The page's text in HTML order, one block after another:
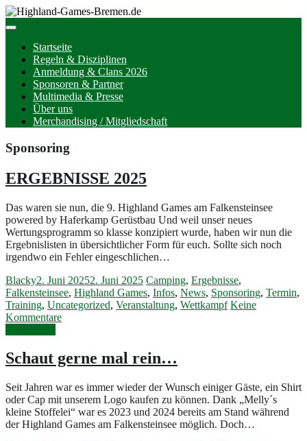
Startseite
Regeln & Disziplinen
Anmeldung & Clans 2026
Sponsoren & Partner
Multimedia & Presse
Über uns
Merchandising / Mitgliedschaft
Sponsoring
ERGEBNISSE 2025
Das waren sie nun, die 9. Highland Games am Falkensteinsee
powered by Haferkamp Gerüstbau Und weil unser neues
Wertungsprogramm so klasse konzipiert wurde, haben wir nun die
Ergebnislisten in übersichtlicher Form für euch. Sollte sich noch
irgendwo ein Fehler eingeschlichen…
Blacky2. Juni 20252. Juni 2025 Camping, Ergebnisse,
Falkensteinsee, Highland Games, Infos, News, Sponsoring, Termin,
Training, Uncategorized, Veranstaltung, Wettkampf Keine
Kommentare
Schaut gerne mal rein…
Seit Jahren war es immer wieder der Wunsch einiger Gäste, ein Shirt
oder Cap mit unserem Logo kaufen zu können. Dank „Melly´s
kleine Stoffelei“ war es 2023 und 2024 bereits am Stand während
der Highland Games am Falkensteinsee möglich. Doch…